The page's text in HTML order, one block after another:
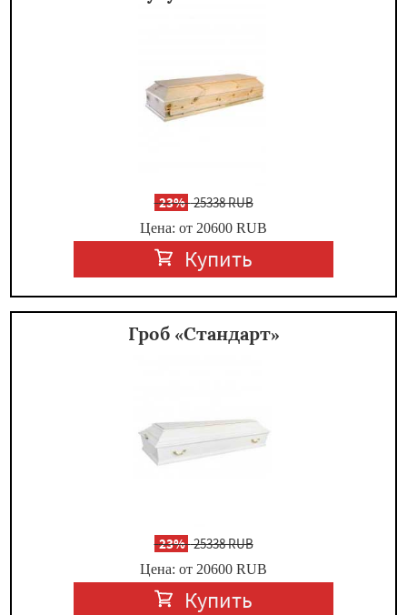
-23%25338 RUB
Цена: от 20600 RUB
Купить
Гроб «Стандарт»
-23%25338 RUB
Цена: от 20600 RUB
Купить